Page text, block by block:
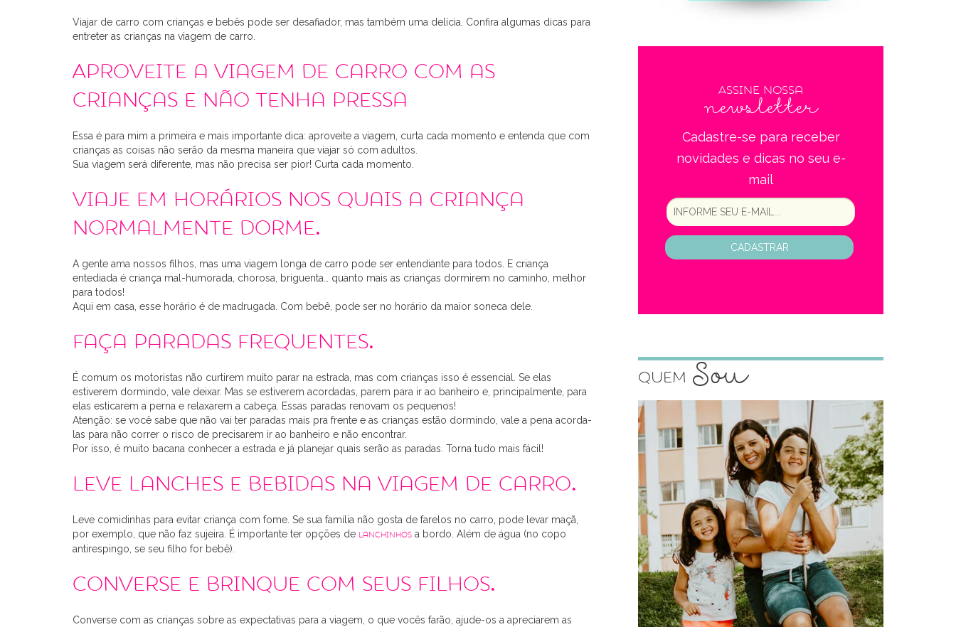
Viajar de carro com crianças e bebês pode ser desafiador, mas também uma delícia. Confira algumas dicas para
entreter as crianças na viagem de carro.
Aproveite a viagem de carro com as
crianças e não tenha pressa
Essa é para mim a primeira e mais importante dica: aproveite a viagem, curta cada momento e entenda que com
crianças as coisas não serão da mesma maneira que viajar só com adultos.
Sua viagem será diferente, mas não precisa ser pior! Curta cada momento.
Viaje em horários nos quais a criança
normalmente dorme.
A gente ama nossos filhos, mas uma viagem longa de carro pode ser entendiante para todos. E criança
entediada é criança mal-humorada, chorosa, briguenta… quanto mais as crianças dormirem no caminho, melhor
para todos!
Aqui em casa, esse horário é de madrugada. Com bebê, pode ser no horário da maior soneca dele.
Faça paradas frequentes.
É comum os motoristas não curtirem muito parar na estrada, mas com crianças isso é essencial. Se elas
estiverem dormindo, vale deixar. Mas se estiverem acordadas, parem para ir ao banheiro e, principalmente, para
elas esticarem a perna e relaxarem a cabeça. Essas paradas renovam os pequenos!
Atenção: se você sabe que não vai ter paradas mais pra frente e as crianças estão dormindo, vale a pena acorda-
las para não correr o risco de precisarem ir ao banheiro e não encontrar.
Por isso, é muito bacana conhecer a estrada e já planejar quais serão as paradas. Torna tudo mais fácil!
Leve lanches e bebidas na viagem de carro.
Leve comidinhas para evitar criança com fome. Se sua família não gosta de farelos no carro, pode levar maçã,
por exemplo, que não faz sujeira. É importante ter opções de lanchinhos a bordo. Além de água (no copo
antirespingo, se seu filho for bebê).
Converse e brinque com seus filhos.
Converse com as crianças sobre as expectativas para a viagem, o que vocês farão, ajude-os a apreciarem as
Assine nossa
newsletter
Cadastre-se para receber
novidades e dicas no seu e-
mail
CADASTRAR
Quem Sou